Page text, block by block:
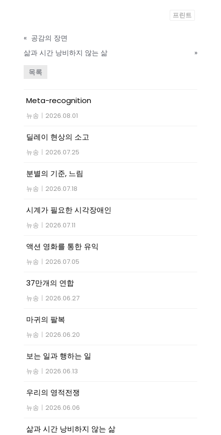
프린트
« 공감의 장면
삶과 시간 낭비하지 않는 삶
»
목록
Meta-recognition
뉴송 | 2026.08.01
딜레이 현상의 소고
뉴송 | 2026.07.25
분별의 기준, 느림
뉴송 | 2026.07.18
시계가 필요한 시각장애인
뉴송 | 2026.07.11
액션 영화를 통한 유익
뉴송 | 2026.07.05
37만개의 연합
뉴송 | 2026.06.27
마귀의 팔복
뉴송 | 2026.06.20
보는 일과 행하는 일
뉴송 | 2026.06.13
우리의 영적전쟁
뉴송 | 2026.06.06
삶과 시간 낭비하지 않는 삶